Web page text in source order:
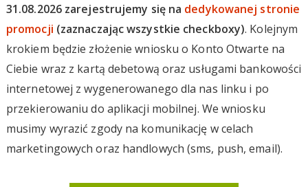
31.08.2026 zarejestrujemy się na dedykowanej stronie
promocji (zaznaczając wszystkie checkboxy). Kolejnym
krokiem będzie złożenie wniosku o Konto Otwarte na
Ciebie wraz z kartą debetową oraz usługami bankowości
internetowej z wygenerowanego dla nas linku i po
przekierowaniu do aplikacji mobilnej. We wniosku
musimy wyrazić zgody na komunikację w celach
marketingowych oraz handlowych (sms, push, email).